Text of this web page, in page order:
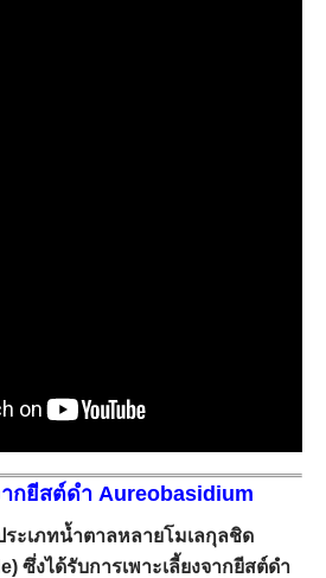
กยีสต์ดำ Aureobasidium
ะเภทน้ำตาลหลายโมเลกุลชิด
ซึ่งได้รับการเพาะเลี้ยงจากยีสต์ดำ